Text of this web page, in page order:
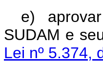
e)
SUDAM e
Lei nº 5.374,